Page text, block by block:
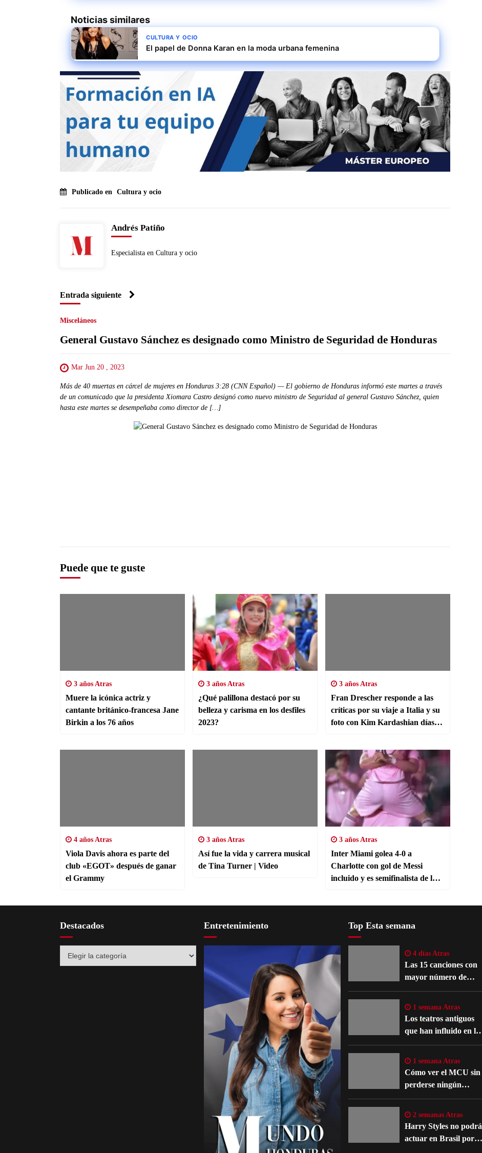
Noticias similares
CULTURA Y OCIO
El papel de Donna Karan en la moda urbana femenina
Publicado en Cultura y ocio
Andrés Patiño
Especialista en Cultura y ocio
Entrada siguiente
Misceláneos
General Gustavo Sánchez es designado como Ministro de Seguridad de Honduras
Mar Jun 20 , 2023
Más de 40 muertas en cárcel de mujeres en Honduras 3:28 (CNN Español) — El gobierno de Honduras informó este martes a través
de un comunicado que la presidenta Xiomara Castro designó como nuevo ministro de Seguridad al general Gustavo Sánchez, quien
hasta este martes se desempeñaba como director de […]
Puede que te guste
3 años Atras
Muere la icónica actriz y
cantante británico-francesa Jane
Birkin a los 76 años
3 años Atras
¿Qué palillona destacó por su
belleza y carisma en los desfiles
2023?
3 años Atras
Fran Drescher responde a las
críticas por su viaje a Italia y su
foto con Kim Kardashian días
4 años Atras
Viola Davis ahora es parte del
club «EGOT» después de ganar
el Grammy
3 años Atras
Así fue la vida y carrera musical
de Tina Turner | Video
3 años Atras
Inter Miami golea 4-0 a
Charlotte con gol de Messi
incluido y es semifinalista de la
Destacados Entretenimiento Top Esta semana
4 días Atras
Las 15 canciones con
mayor número de
reinterpretaciones
1 semana Atras
Los teatros antiguos
que han influido en la
evolución del teatro
1 semana Atras
Cómo ver el MCU sin
perderse ningún
detalle importante en
2 semanas Atras
Harry Styles no podrá
actuar en Brasil por